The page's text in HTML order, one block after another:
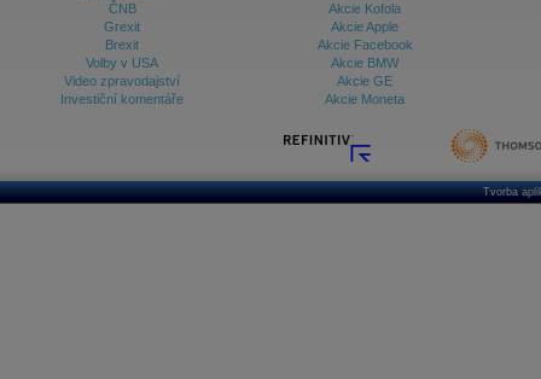
ČNB
Grexit
Brexit
Volby v USA
Video zpravodajství
Investiční komentáře
Akcie Kofola
Akcie Apple
Akcie Facebook
Akcie BMW
Akcie GE
Akcie Moneta
Tvorba